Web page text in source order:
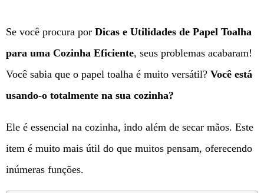
Se você procura por Dicas e Utilidades de Papel Toalha
para uma Cozinha Eficiente, seus problemas acabaram!
Você sabia que o papel toalha é muito versátil? Você está
usando-o totalmente na sua cozinha?
Ele é essencial na cozinha, indo além de secar mãos. Este
item é muito mais útil do que muitos pensam, oferecendo
inúmeras funções.